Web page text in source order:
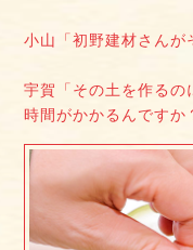
小山「初野建材さんが
宇賀「その土を作るの
時間がかかるんですか